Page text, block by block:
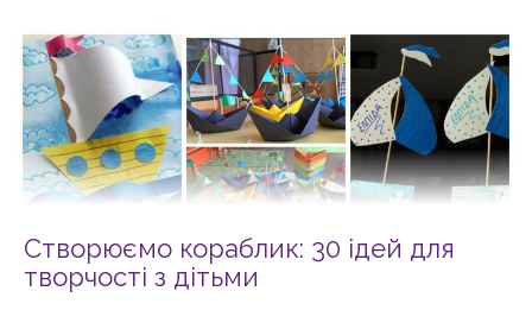
Створюємо кораблик: 30 ідей для
творчості з дітьми